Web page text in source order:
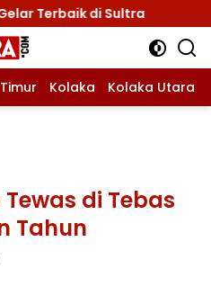
di Sultra Menuju
Kolaka Kolaka Utara
di Tebas
Tahun